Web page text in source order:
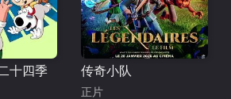
十四季 传奇小队
正片